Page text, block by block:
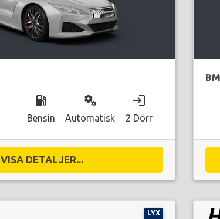
local_gas_station
Bensin
miscellaneous_services
Automatisk
login
2 Dörr
VISA DETALJER...
LYX